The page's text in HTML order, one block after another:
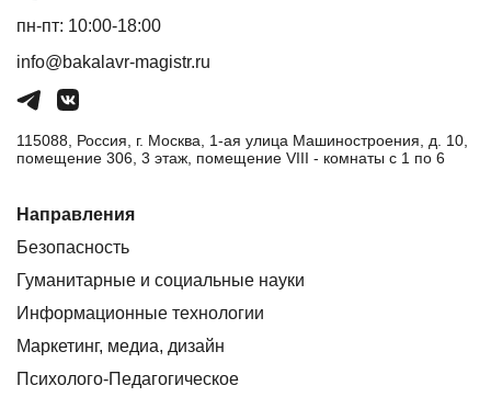
пн-пт: 10:00-18:00
info@bakalavr-magistr.ru
115088, Россия, г. Москва, 1-ая улица Машиностроения, д. 10,
помещение 306, 3 этаж, помещение VIII - комнаты с 1 по 6
Направления
Безопасность
Гуманитарные и социальные науки
Информационные технологии
Маркетинг, медиа, дизайн
Психолого-Педагогическое